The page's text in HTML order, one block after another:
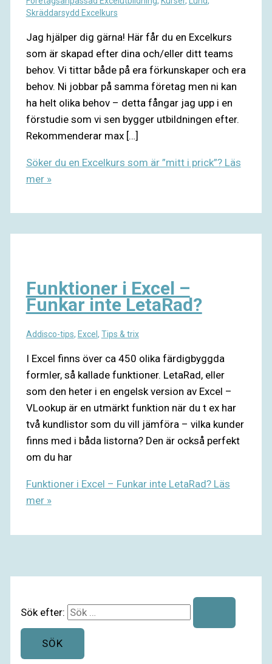
Skräddarsydd Excelkurs
Jag hjälper dig gärna! Här får du en Excelkurs
som är skapad efter dina och/eller ditt teams
behov. Vi tittar både på era förkunskaper och era
behov. Ni jobbar på samma företag men ni kan
ha helt olika behov – detta fångar jag upp i en
förstudie som vi sen bygger utbildningen efter.
Rekommenderar max […]
Söker du en Excelkurs som är ”mitt i prick”?Läs
mer »
Funktioner i Excel –
Funkar inte LetaRad?
Addisco-tips, Excel , Tips & trix
I Excel finns över ca 450 olika färdigbyggda
formler, så kallade funktioner. LetaRad, eller
som den heter i en engelsk version av Excel –
VLookup är en utmärkt funktion när du t ex har
två kundlistor som du vill jämföra – vilka kunder
finns med i båda listorna? Den är också perfekt
om du har
Funktioner i Excel – Funkar inte LetaRad?Läs
mer »
Sök efter: